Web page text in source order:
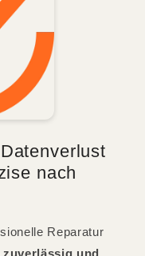
nach
Reparatur